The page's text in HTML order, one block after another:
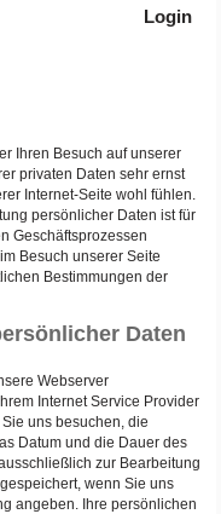
Login
Ihren Besuch auf unserer
privaten Daten sehr ernst
Internet-Seite wohl fühlen.
persönlicher Daten ist für
Geschäftsprozessen
Besuch unserer Seite
Bestimmungen der
Daten
Webserver
Internet Service Provider
uns besuchen, die
Datum und die Dauer des
zur Bearbeitung
wenn Sie uns
angeben. Ihre persönlichen